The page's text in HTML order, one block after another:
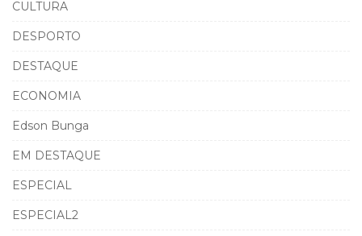
CULTURA
DESPORTO
DESTAQUE
ECONOMIA
Edson Bunga
EM DESTAQUE
ESPECIAL
ESPECIAL2